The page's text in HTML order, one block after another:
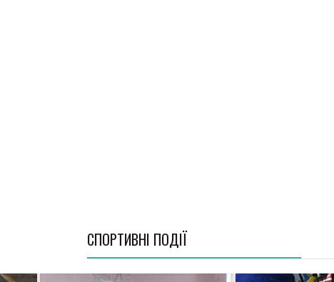
СПОРТИВНI ПОДІЇ